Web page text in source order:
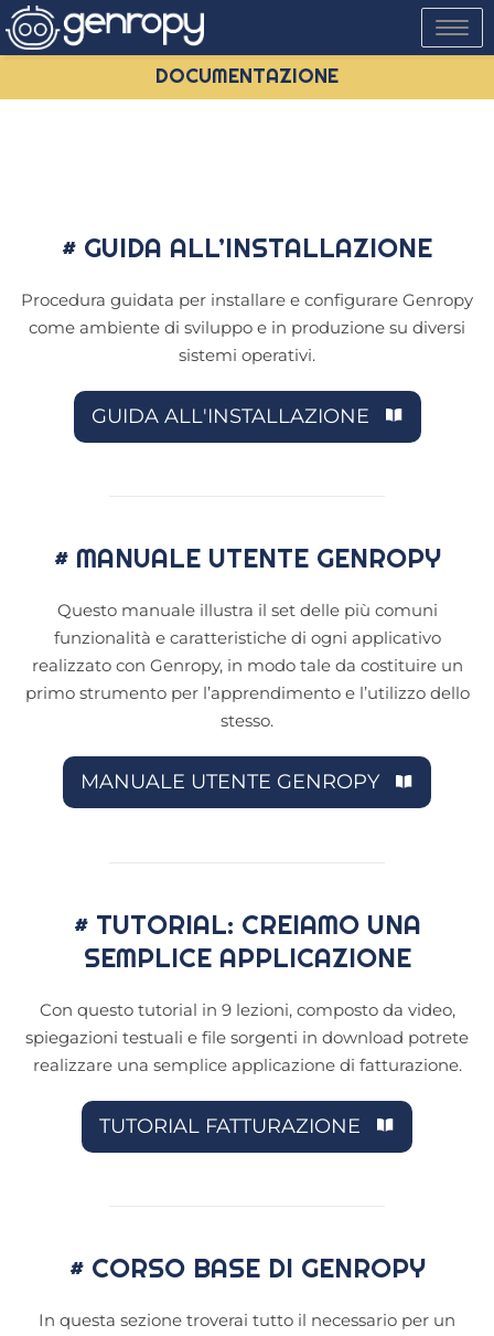
Toggle
DOCUMENTAZIONE
# GUIDA ALL’INSTALLAZIONE
Procedura guidata per installare e configurare Genropy
come ambiente di sviluppo e in produzione su diversi
sistemi operativi.
GUIDA ALL'INSTALLAZIONE
# MANUALE UTENTE GENROPY
Questo manuale illustra il set delle più comuni
funzionalità e caratteristiche di ogni applicativo
realizzato con Genropy, in modo tale da costituire un
primo strumento per l’apprendimento e l’utilizzo dello
stesso.
MANUALE UTENTE GENROPY
# TUTORIAL: CREIAMO UNA
SEMPLICE APPLICAZIONE
Con questo tutorial in 9 lezioni, composto da video,
spiegazioni testuali e file sorgenti in download potrete
realizzare una semplice applicazione di fatturazione.
TUTORIAL FATTURAZIONE
# CORSO BASE DI GENROPY
In questa sezione troverai tutto il necessario per un